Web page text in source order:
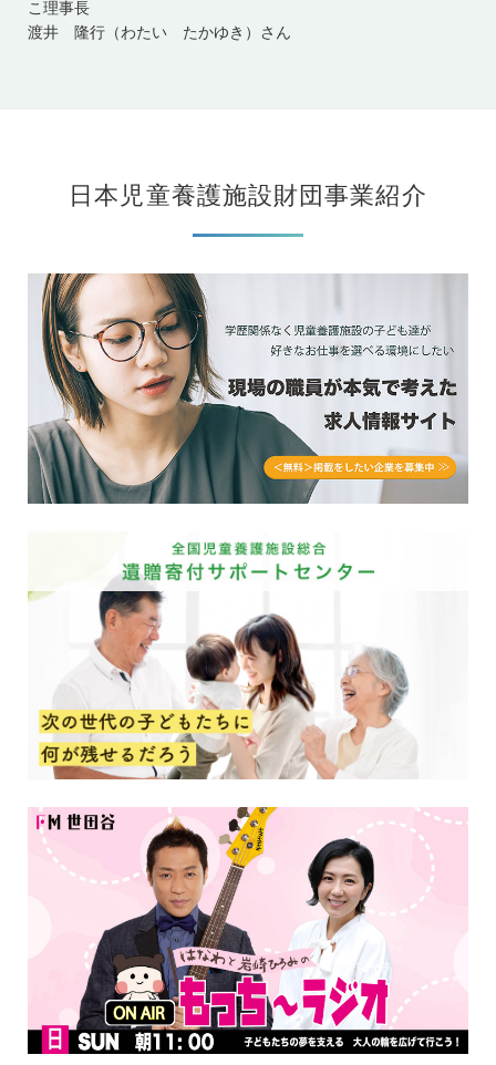
こ理事長
渡井 隆行（わたい たかゆき）さん
日本児童養護施設財団事業紹介